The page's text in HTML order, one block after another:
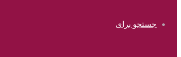
جستجو برای